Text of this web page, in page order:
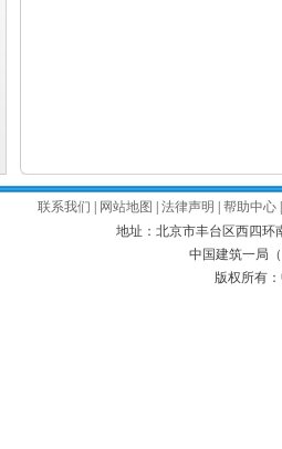
联系我们 网站地图 法律声明 帮助中心
地址：北京市丰台区西四环
中国建筑一局
版权所有